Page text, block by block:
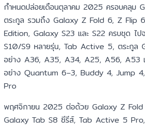
กำหนดปล่อยเดือนตุลาคม 2025 ครอบคลุม
ตระกูล รวมถึง Galaxy Z Fold 6, Z Flip
Edition, Galaxy S23 และ S22 ครบชุด ไ
S10/S9 หลายรุ่น, Tab Active 5, ตระกูล
อย่าง A36, A35, A34, A25, A56, A53 แ
อย่าง Quantum 6–3, Buddy 4, Jump
Pro
พฤศจิกายน 2025 ต่อด้วย Galaxy Z
Galaxy Tab S8 ซีรีส์, Tab Active 5